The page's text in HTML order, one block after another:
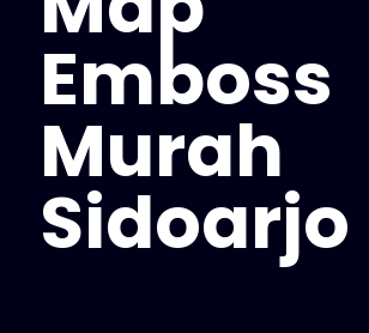
Emboss
Murah
Sidoarjo